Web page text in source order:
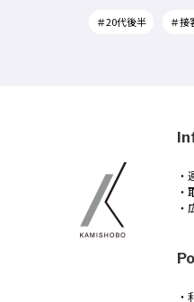
＃20代後半 ＃接
・
・
・
・